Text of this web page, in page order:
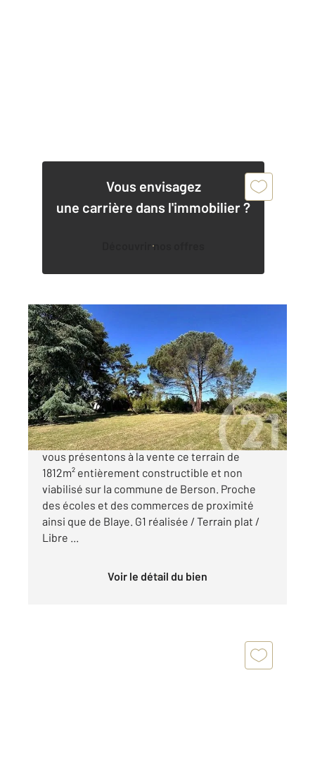
Vous envisagez
une carrière dans l'immobilier ?
Découvrir nos offres
BERSON 33
1812 m2
Ref : 762
Terrain à vendre
58 000 €
TERRAIN CONSTRUCTIBLE BERSON Nous
vous présentons à la vente ce terrain de
1812m² entièrement constructible et non
viabilisé sur la commune de Berson. Proche
des écoles et des commerces de proximité
ainsi que de Blaye. G1 réalisée / Terrain plat /
Libre ...
Voir le détail du bien